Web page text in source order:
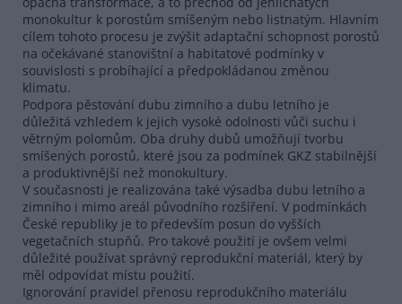
monokultur k porostům smíšeným nebo listnatým. Hlavním
cílem tohoto procesu je zvýšit adaptační schopnost porostů
na očekávané stanovištní a habitatové podmínky v
souvislosti s probíhající a předpokládanou změnou
klimatu.
Podpora pěstování dubu zimního a dubu letního je
důležitá vzhledem k jejich vysoké odolnosti vůči suchu i
větrným polomům. Oba druhy dubů umožňují tvorbu
smíšených porostů, které jsou za podmínek GKZ stabilnější
a produktivnější než monokultury.
V současnosti je realizována také výsadba dubu letního a
zimního i mimo areál původního rozšíření. V podmínkách
České republiky je to především posun do vyšších
vegetačních stupňů. Pro takové použití je ovšem velmi
důležité používat správný reprodukční materiál, který by
měl odpovídat místu použití.
Ignorování pravidel přenosu reprodukčního materiálu